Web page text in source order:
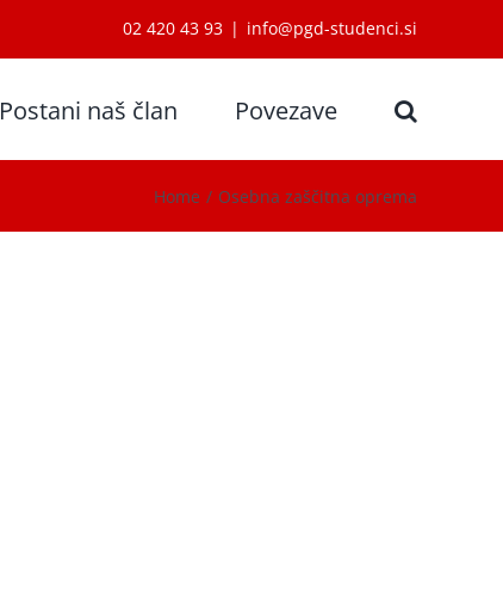
02 420 43 93 | info@pgd-studenci.si
Postani naš član Povezave
Home Osebna zaščitna oprema